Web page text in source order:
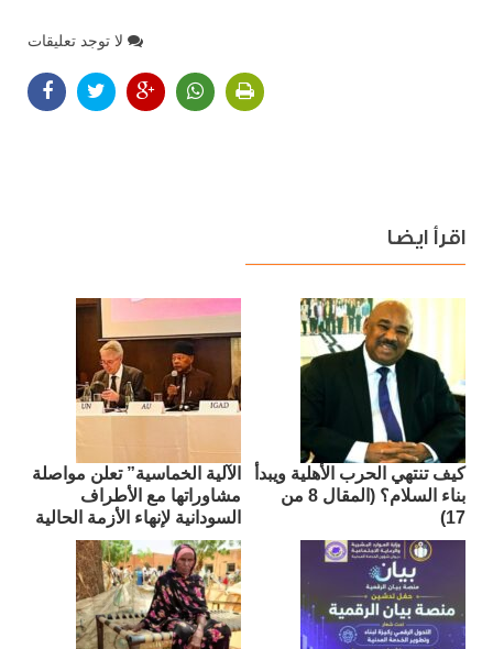
لا توجد تعليقات
اقرأ ايضا
كيف تنتهي الحرب الأهلية ويبدأ
بناء السلام؟ (المقال 8 من
17)
الآلية الخماسية” تعلن مواصلة
مشاوراتها مع الأطراف
السودانية لإنهاء الأزمة الحالية